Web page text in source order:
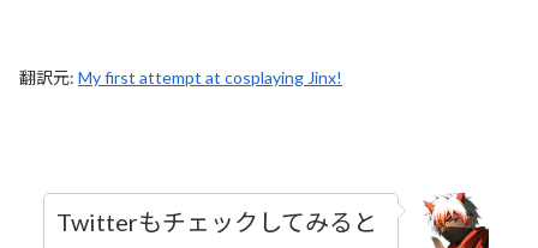
翻訳元: My first attempt at cosplaying Jinx!
Twitterもチェックしてみると